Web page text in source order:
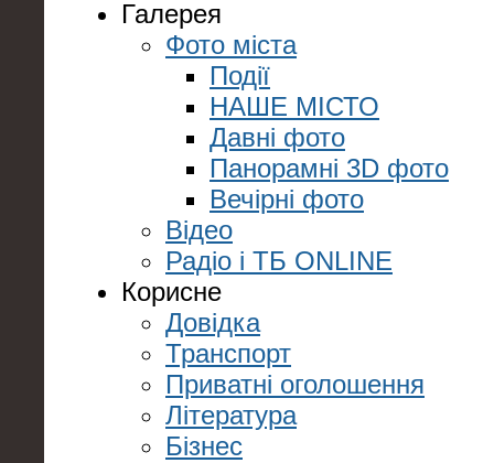
Галерея
Фото міста
Події
НАШЕ МІСТО
Давні фото
Панорамні 3D фото
Вечірні фото
Відео
Радіо і ТБ ONLINE
Корисне
Довідка
Транспорт
Приватні оголошення
Література
Бізнес